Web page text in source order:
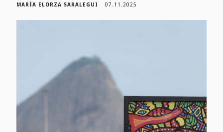
MARÍA ELORZA SARALEGUI 07.11.2025